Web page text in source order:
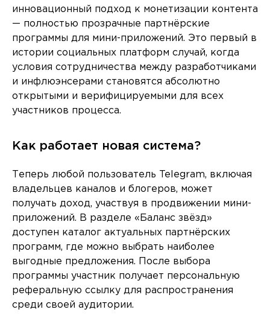
инновационный подход к монетизации контента
— полностью прозрачные партнёрские
программы для мини-приложений. Это первый в
истории социальных платформ случай, когда
условия сотрудничества между разработчиками
и инфлюэнсерами становятся абсолютно
открытыми и верифицируемыми для всех
участников процесса.
Как работает новая система?
Теперь любой пользователь Telegram, включая
владельцев каналов и блогеров, может
получать доход, участвуя в продвижении мини-
приложений. В разделе «Баланс звёзд»
доступен каталог актуальных партнёрских
программ, где можно выбрать наиболее
выгодные предложения. После выбора
программы участник получает персональную
реферальную ссылку для распространения
среди своей аудитории.